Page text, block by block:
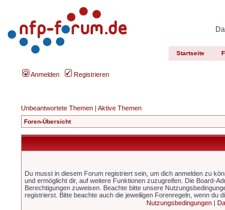
Startseite
Anmelden Registrieren
Unbeantwortete Themen | Aktive Themen
Foren-Übersicht
Du musst in diesem Forum registriert sein, um dich anmelden zu
und ermöglicht dir, auf weitere Funktionen zuzugreifen. Die Board-
Berechtigungen zuweisen. Beachte bitte unsere
registrierst. Bitte beachte auch die jeweiligen Forenregeln, wenn du
Nutzungsbedingungen |